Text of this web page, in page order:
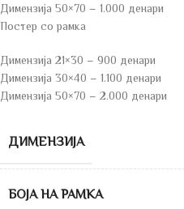
Димензија 50×70 – 1.000 денари
Постер со рамка
Димензија 21×30 – 900 денари
Димензија 30×40 – 1.100 денари
Димензија 50×70 – 2.000 денари
ДИМЕНЗИЈА
БОЈА НА РАМКА